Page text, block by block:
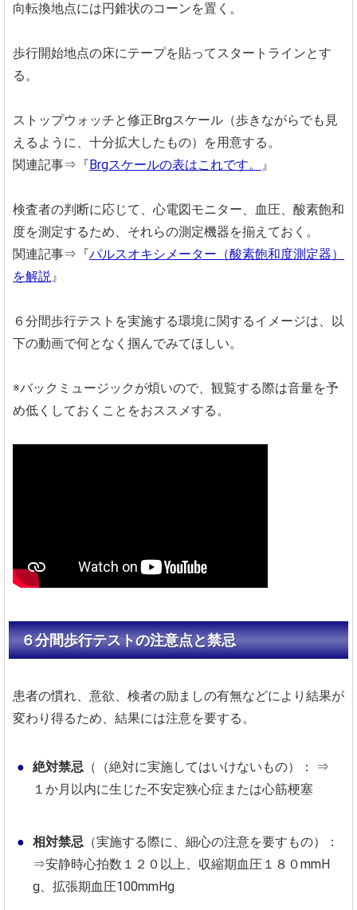
向転換地点には円錐状のコーンを置く。
歩行開始地点の床にテープを貼ってスタートラインとす
る。
ストップウォッチと修正Brgスケール（歩きながらでも見
えるように、十分拡大したもの）を用意する。
関連記事⇒『Brgスケールの表はこれです。 』
検査者の判断に応じて、心電図モニター、血圧、酸素飽和
度を測定するため、それらの測定機器を揃えておく。
関連記事⇒『パルスオキシメーター（酸素飽和度測定器）
を解説』
６分間歩行テストを実施する環境に関するイメージは、以
下の動画で何となく掴んでみてほしい。
※バックミュージックが煩いので、観覧する際は音量を予
め低くしておくことをおススメする。
６分間歩行テストの注意点と禁忌
患者の慣れ、意欲、検者の励ましの有無などにより結果が
変わり得るため、結果には注意を要する。
絶対禁忌 （（絶対に実施してはいけないもの）：
⇒
１か月以内に生じた不安定狭心症または心筋梗塞
相対禁忌 （実施する際に、細心の注意を要すもの）：
⇒安静時心拍数１２０以上、収縮期血圧１８０mmH
g、拡張期血圧100mmHg